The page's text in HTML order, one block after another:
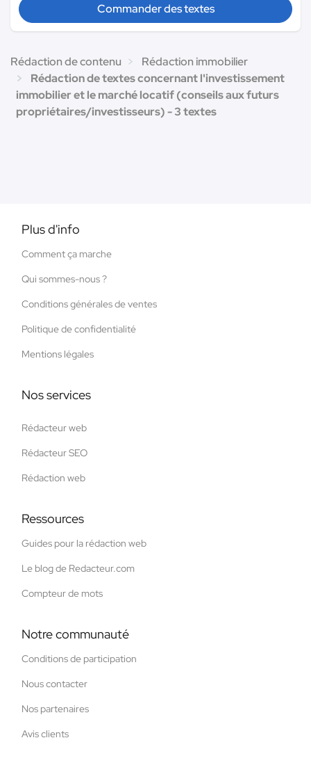
Commander des textes
Rédaction de contenu
Rédaction immobilier
Rédaction de textes concernant l'investissement
immobilier et le marché locatif (conseils aux futurs
propriétaires/investisseurs) - 3 textes
Plus d'info
Comment ça marche
Qui sommes-nous ?
Conditions générales de ventes
Politique de confidentialité
Mentions légales
Nos services
Rédacteur web
Rédacteur SEO
Rédaction web
Ressources
Guides pour la rédaction web
Le blog de Redacteur.com
Compteur de mots
Notre communauté
Conditions de participation
Nous contacter
Nos partenaires
Avis clients